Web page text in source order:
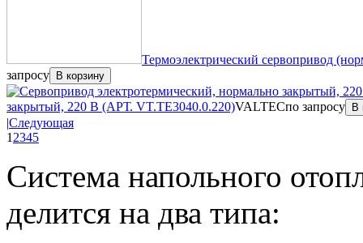
Термоэлектрический сервопривод
запросу
В корзину
закрытый, 220 В (АРТ. VT.TE3040.0.220)VALTECпо запросу В
|Следующая
1 2345
Система напольного
делится на два типа: